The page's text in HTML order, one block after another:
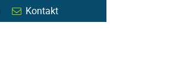
Kontakt